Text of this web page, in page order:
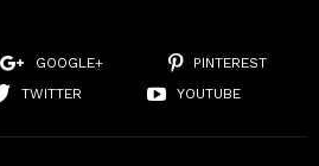
GOOGLE+
PINTEREST
TWITTER YOUTUBE